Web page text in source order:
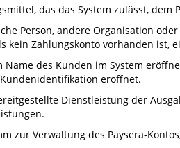
das das System zulässt,
Person, andere Organisation
kein Zahlungskonto vorhanden ist,
Name des Kunden im System
eröffnet.
Dienstleistung der
zur Verwaltung des Paysera-